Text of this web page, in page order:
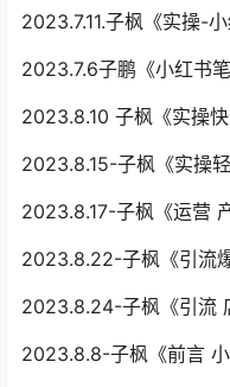
2023.7.11.子枫《实操-
2023.7.6子鹏《小红书
2023.8.10 子枫《实操快
2023.8.15-子枫《实操
2023.8.17-子枫《运营
2023.8.22-子枫《引流
2023.8.24-子枫《引流
2023.8.8-子枫《前言 小